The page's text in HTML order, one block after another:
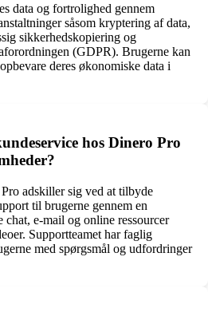
data og fortrolighed gennem
såsom kryptering af data,
sikkerhedskopiering og
(GDPR). Brugerne kan
deres økonomiske data i
hos Dinero Pro
adskiller sig ved at tilbyde
til brugerne gennem en
e-mail og online ressourcer
Supportteamet har faglig
med spørgsmål og udfordringer